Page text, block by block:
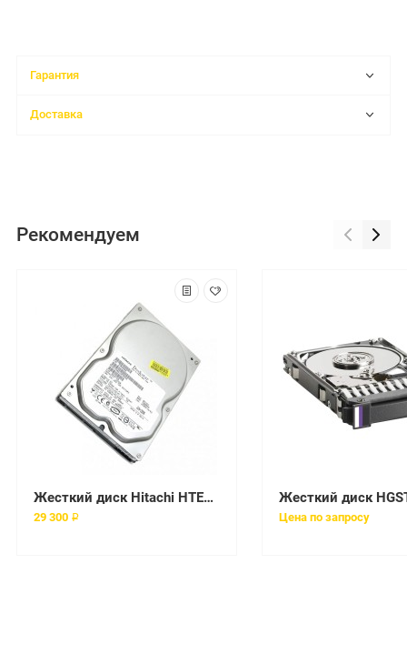
Гарантия
Доставка
Рекомендуем
Жесткий диск Hitachi HTE721060G9AT00 60Gb 7200 IDE 2,5" HDD
29 300 ₽ Цена по запросу